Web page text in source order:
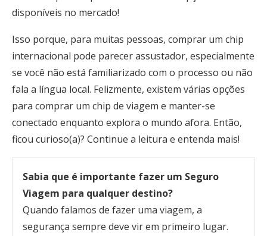
disponíveis no mercado!
Isso porque, para muitas pessoas, comprar um chip
internacional pode parecer assustador, especialmente
se você não está familiarizado com o processo ou não
fala a língua local. Felizmente, existem várias opções
para comprar um chip de viagem e manter-se
conectado enquanto explora o mundo afora. Então,
ficou curioso(a)? Continue a leitura e entenda mais!
Sabia que é importante fazer um Seguro
Viagem para qualquer destino?
Quando falamos de fazer uma viagem, a
segurança sempre deve vir em primeiro lugar.